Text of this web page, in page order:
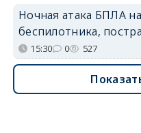
Ночная атака БПЛА
беспилотника,
15:30 0 527